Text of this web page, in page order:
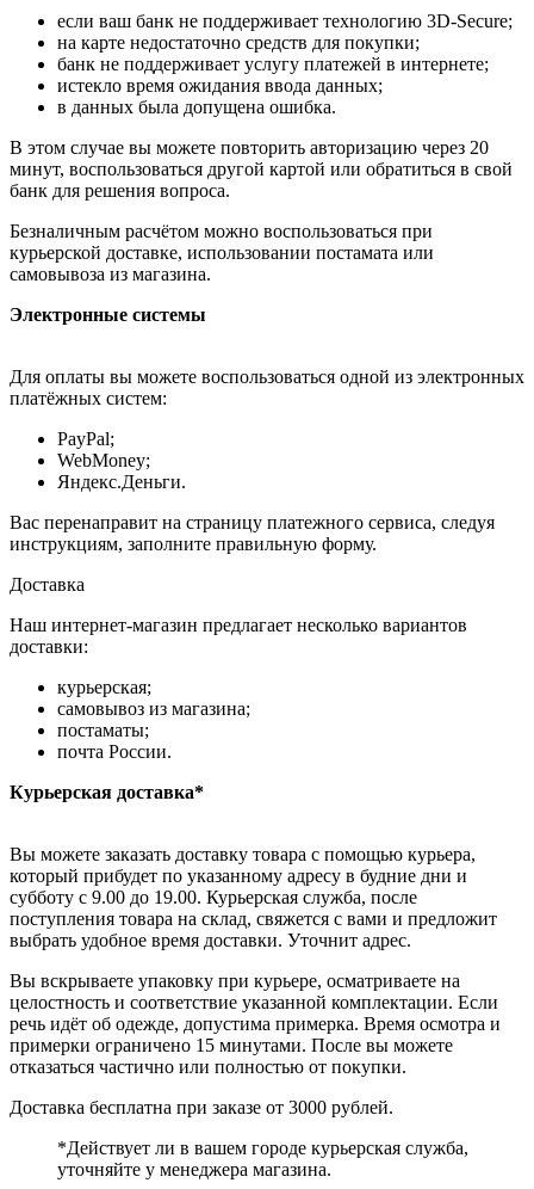
если ваш банк не поддерживает технологию 3D-Secure;
на карте недостаточно средств для покупки;
банк не поддерживает услугу платежей в интернете;
истекло время ожидания ввода данных;
в данных была допущена ошибка.
В этом случае вы можете повторить авторизацию через 20
минут, воспользоваться другой картой или обратиться в свой
банк для решения вопроса.
Безналичным расчётом можно воспользоваться при
курьерской доставке, использовании постамата или
самовывоза из магазина.
Электронные системы
Для оплаты вы можете воспользоваться одной из электронных
платёжных систем:
PayPal;
WebMoney;
Яндекс.Деньги.
Вас перенаправит на страницу платежного сервиса, следуя
инструкциям, заполните правильную форму.
Доставка
Наш интернет-магазин предлагает несколько вариантов
доставки:
курьерская;
самовывоз из магазина;
постаматы;
почта России.
Курьерская доставка*
Вы можете заказать доставку товара с помощью курьера,
который прибудет по указанному адресу в будние дни и
субботу с 9.00 до 19.00. Курьерская служба, после
поступления товара на склад, свяжется с вами и предложит
выбрать удобное время доставки. Уточнит адрес.
Вы вскрываете упаковку при курьере, осматриваете на
целостность и соответствие указанной комплектации. Если
речь идёт об одежде, допустима примерка. Время осмотра и
примерки ограничено 15 минутами. После вы можете
отказаться частично или полностью от покупки.
Доставка бесплатна при заказе от 3000 рублей.
*Действует ли в вашем городе курьерская служба,
уточняйте у менеджера магазина.